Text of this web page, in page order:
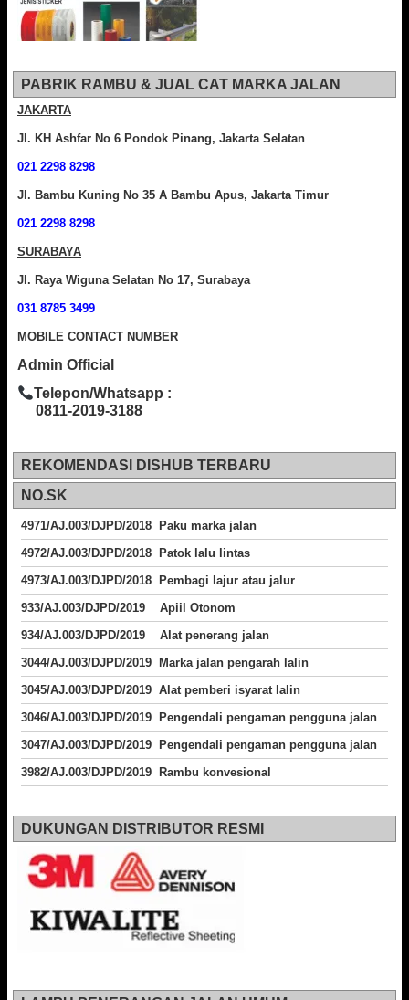
PABRIK RAMBU & JUAL CAT MARKA JALAN
JAKARTA
Jl. KH Ashfar No 6 Pondok Pinang, Jakarta Selatan
021 2298 8298
Jl. Bambu Kuning No 35 A Bambu Apus, Jakarta Timur
021 2298 8298
SURABAYA
Jl. Raya Wiguna Selatan No 17, Surabaya
031 8785 3499
MOBILE CONTACT NUMBER
Admin Official
Telepon/Whatsapp :
0811-2019-3188
REKOMENDASI DISHUB TERBARU
NO.SK
4971/AJ.003/DJPD/2018 Paku marka jalan
4972/AJ.003/DJPD/2018 Patok lalu lintas
4973/AJ.003/DJPD/2018
Pembagi lajur atau jalur
933/AJ.003/DJPD/2019 Apiil Otonom
934/AJ.003/DJPD/2019 Alat penerang jalan
3044/AJ.003/DJPD/2019 Marka jalan pengarah lalin
3045/AJ.003/DJPD/2019 Alat pemberi isyarat lalin
3046/AJ.003/DJPD/2019 Pengendali pengaman pengguna jalan
3047/AJ.003/DJPD/2019 Pengendali pengaman pengguna jalan
3982/AJ.003/DJPD/2019 Rambu konvesional
DUKUNGAN DISTRIBUTOR RESMI